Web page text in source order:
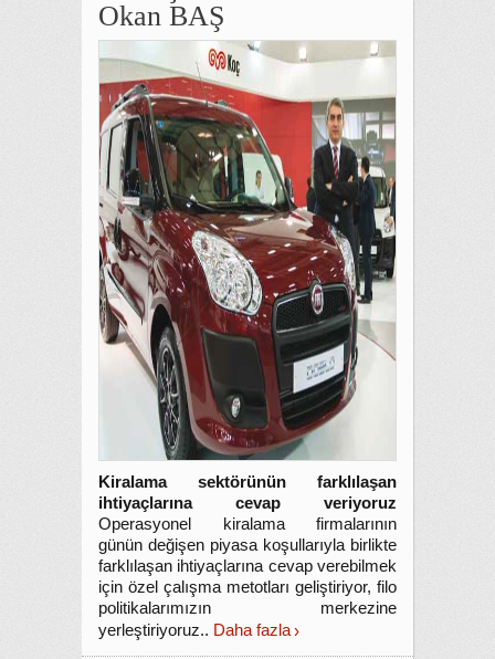
Okan BAŞ
Kiralama sektörünün farklılaşan
ihtiyaçlarına cevap veriyoruz
Operasyonel kiralama firmalarının
günün değişen piyasa koşullarıyla birlikte
farklılaşan ihtiyaçlarına cevap verebilmek
için özel çalışma metotları geliştiriyor, filo
politikalarımızın merkezine
yerleştiriyoruz.. Daha fazla